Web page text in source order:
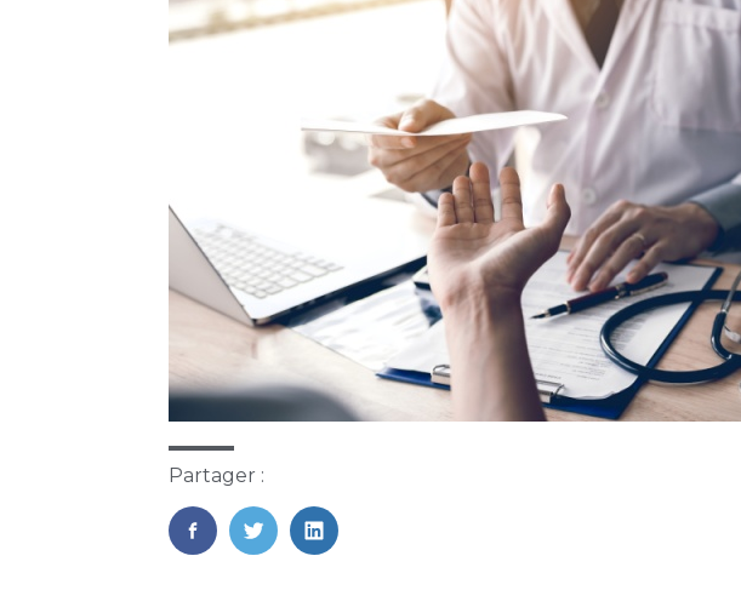
Partager :
FaceBook
TwitterLinkedIn